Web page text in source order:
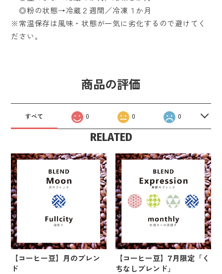
◎粉の状態→冷蔵２週間／冷凍１か月
※常温保存は風味・状態が一気に劣化するので避けてく
ださい。
商品の評価
すべて 0 0 0
RELATED
【コーヒー豆】月のブレン
ド
【コーヒー豆】7月限定「く
ちなしブレンド」